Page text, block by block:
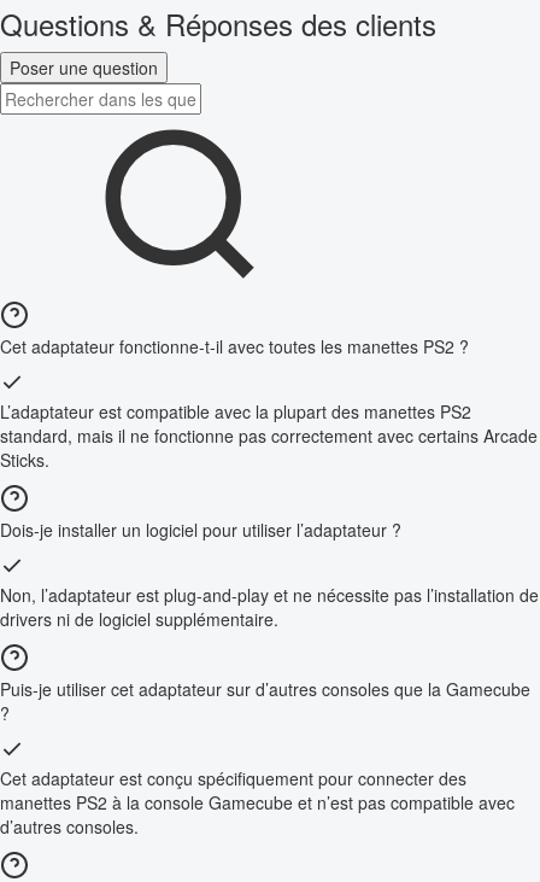
Questions & Réponses des clients
Poser une question
Cet adaptateur fonctionne-t-il avec toutes les manettes PS2 ?
L’adaptateur est compatible avec la plupart des manettes PS2
standard, mais il ne fonctionne pas correctement avec certains Arcade
Sticks.
Dois-je installer un logiciel pour utiliser l’adaptateur ?
Non, l’adaptateur est plug-and-play et ne nécessite pas l’installation de
drivers ni de logiciel supplémentaire.
Puis-je utiliser cet adaptateur sur d’autres consoles que la Gamecube
?
Cet adaptateur est conçu spécifiquement pour connecter des
manettes PS2 à la console Gamecube et n’est pas compatible avec
d’autres consoles.